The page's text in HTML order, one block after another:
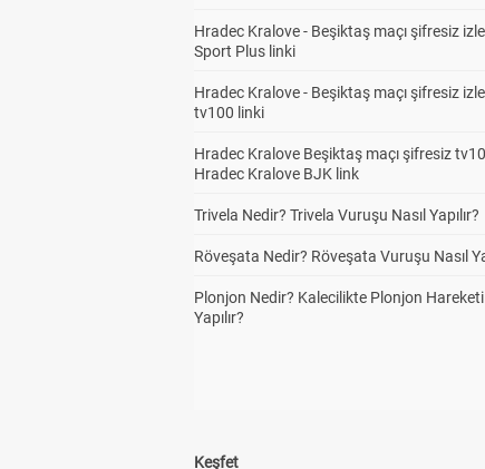
Hradec Kralove - Beşiktaş maçı şifresiz izle
Sport Plus linki
Hradec Kralove - Beşiktaş maçı şifresiz izle
tv100 linki
Hradec Kralove Beşiktaş maçı şifresiz
Hradec Kralove BJK link
Trivela Nedir? Trivela Vuruşu Nasıl Yapılır?
Röveşata Nedir? Röveşata Vuruşu Nasıl
Plonjon Nedir? Kalecilikte Plonjon Hareketi
Yapılır?
Keşfet